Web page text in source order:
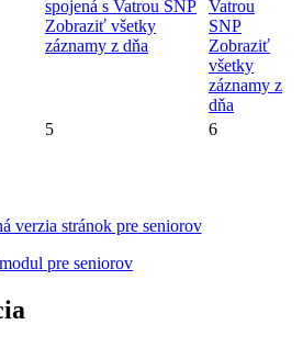
spojená s Vatrou SNP
Zobraziť všetky
záznamy z dňa
Vatrou
SNP
Zobraziť
všetky
záznamy z
dňa
5 6
verzia stránok pre seniorov